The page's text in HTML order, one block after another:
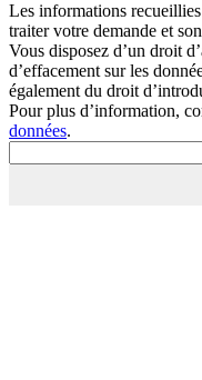
Les informations
traiter votre demande et
Vous disposez d’un droit
d’effacement sur les
également du droit
Pour plus d’information,
données.